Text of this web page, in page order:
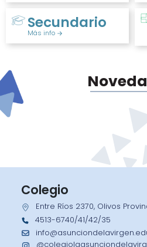
Secundario
Más info
Colegio
Entre Ríos 2370, Olivos
4513-6740/41/42/35